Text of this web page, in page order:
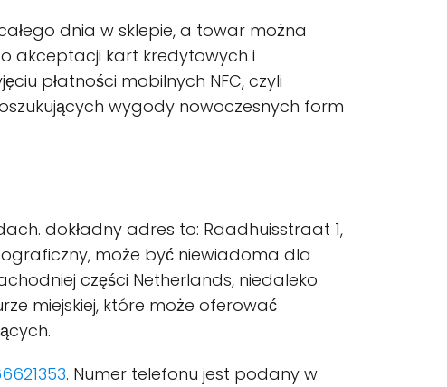
dnia w sklepie, a towar można
akceptacji kart kredytowych i
płatności mobilnych NFC, czyli
wygody nowoczesnych form
dokładny adres to: Raadhuisstraat 1,
może być niewiadoma dla
części Netherlands, niedaleko
miejskiej, które może oferować
. Numer telefonu jest podany w